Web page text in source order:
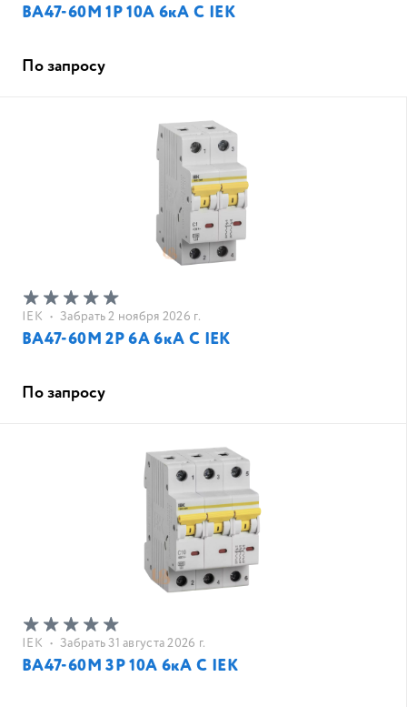
ВА47-60M 1Р 10А 6кА С IEK
По запросу
IEK • Забрать 2 ноября 2026 г.
ВА47-60M 2Р 6А 6кА С IEK
По запросу
IEK • Забрать 31 августа 2026 г.
ВА47-60M 3Р 10А 6кА С IEK